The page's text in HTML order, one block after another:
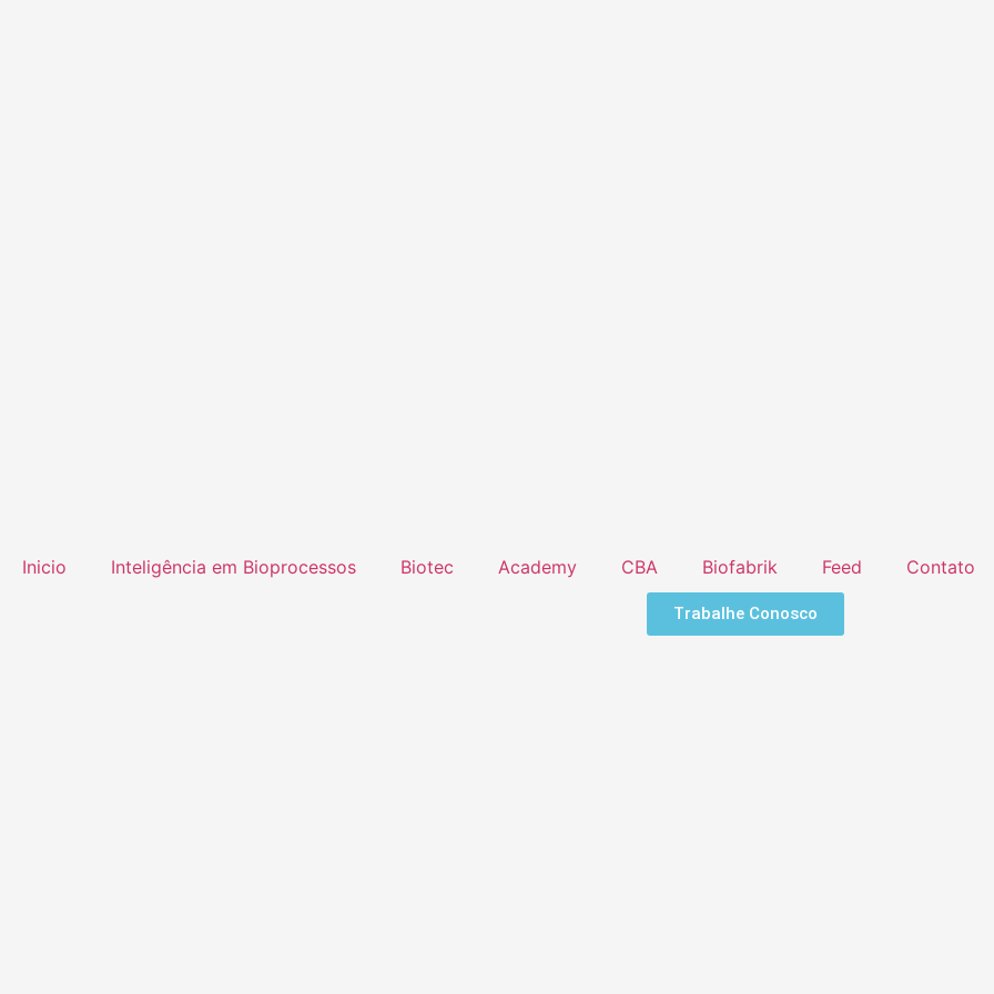
Inicio Inteligência em Bioprocessos Biotec Academy CBA Biofabrik Feed Contato
Trabalhe Conosco